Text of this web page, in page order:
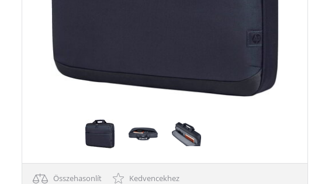
Összehasonlít Kedvencekhez